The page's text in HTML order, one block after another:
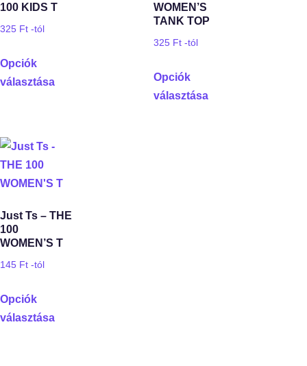
100 KIDS T
325 Ft -tól
Opciók
választása
WOMEN’S
TANK TOP
325 Ft -tól
Opciók
választása
Just Ts – THE
100
WOMEN’S T
145 Ft -tól
Opciók
választása